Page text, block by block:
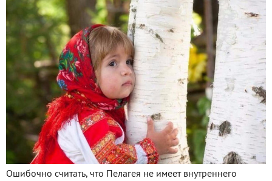
Ошибочно считать, что Пелагея не имеет внутреннего